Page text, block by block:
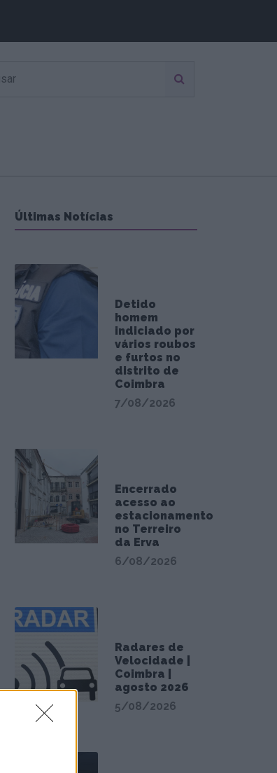
Últimas Notícias
Detido
homem
indiciado por
vários roubos
e furtos no
distrito de
Coimbra
7/08/2026
Encerrado
acesso ao
estacionamento
no Terreiro
da Erva
6/08/2026
Radares de
Velocidade |
Coimbra |
agosto 2026
5/08/2026